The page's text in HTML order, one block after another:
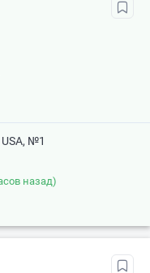
№1
назад)